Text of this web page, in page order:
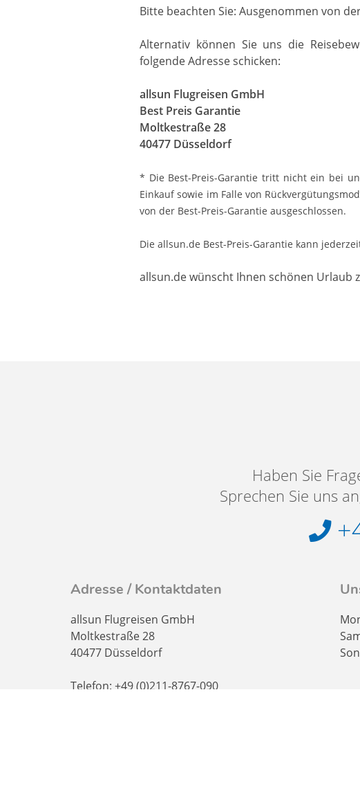
Bitte beachten Sie: Ausgenommen von
Alternativ können Sie uns die
folgende Adresse schicken:
allsun Flugreisen GmbH
Best Preis Garantie
Moltkestraße 28
40477 Düsseldorf
* Die Best-Preis-Garantie tritt nicht ein bei
Einkauf sowie im Falle von
von der Best-Preis-Garantie ausgeschlossen.
Die allsun.de Best-Preis-Garantie kann
allsun.de wünscht Ihnen schönen Urlaub
Haben Sie
Sprechen Sie uns
Adresse / Kontaktdaten
allsun Flugreisen GmbH
Moltkestraße 28
40477 Düsseldorf
Telefon: +49 (0)211-8767-090